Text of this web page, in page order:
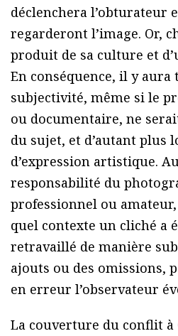
déclenchera l’obturateur
regarderont l’image. Or,
produit de sa culture et
En conséquence, il y
subjectivité, même si le
ou documentaire, ne
du sujet, et d’autant plus
d’expression artistique.
responsabilité du
professionnel ou
quel contexte un cliché a
retravaillé de manière
ajouts ou des omissions,
en erreur l’observateur
La couverture du conflit à